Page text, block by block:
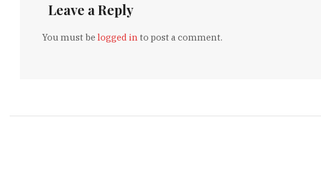
Leave a Reply
You must belogged into post a comment.